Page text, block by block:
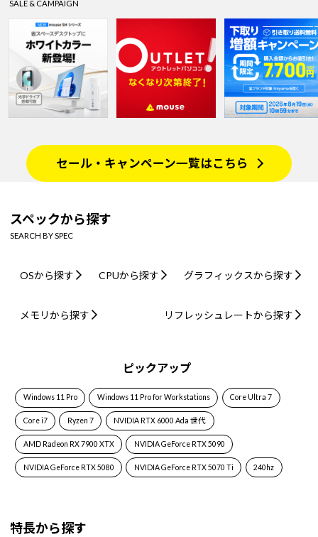
SALE & CAMPAIGN
セール・キャンペーン一覧はこちら
スペックから探す
SEARCH BY SPEC
OSから探す CPUから探す グラフィックスから探す
メモリから探す リフレッシュレートから探す
ピックアップ
Windows 11 Pro Windows 11 Pro for Workstations Core Ultra 7
Core i7 Ryzen 7 NVIDIA RTX 6000 Ada 世代
AMD Radeon RX 7900 XTX NVIDIA GeForce RTX 5090
NVIDIA GeForce RTX 5080 NVIDIA GeForce RTX 5070 Ti 240hz
特長から探す